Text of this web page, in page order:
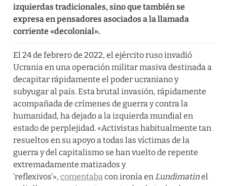
izquierdas tradicionales, sino que también se
expresa en pensadores asociados a la llamada
corriente «decolonial».
El 24 de febrero de 2022, el ejército ruso invadió
Ucrania en una operación militar masiva destinada a
decapitar rápidamente el poder ucraniano y
subyugar al país. Esta brutal invasión, rápidamente
acompañada de crímenes de guerra y contra la
humanidad, ha dejado a la izquierda mundial en
estado de perplejidad. «Activistas habitualmente tan
resueltos en su apoyo a todas las víctimas de la
guerra y del capitalismo se han vuelto de repente
extremadamente matizados y
‘reflexivos’», comentaba con ironía en Lundimatin el